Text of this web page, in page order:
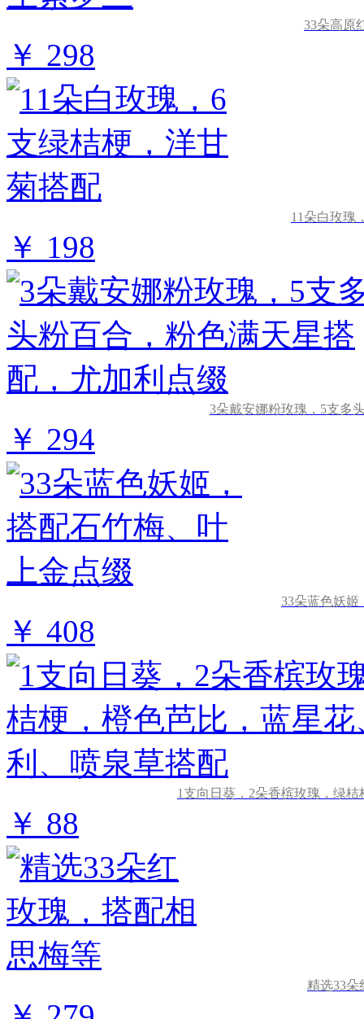
33朵高原
￥ 298
11朵白玫瑰
￥ 198
3朵戴安娜粉玫瑰，5支多
￥ 294
33朵蓝色妖
￥ 408
1支向日葵，2朵香槟玫瑰，绿
￥ 88
精选33朵